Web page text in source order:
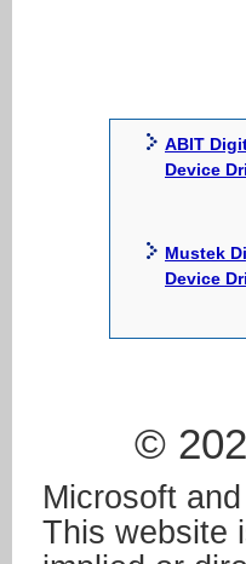
ABIT
Device
Mustek
Device
©
Microsoft
This website